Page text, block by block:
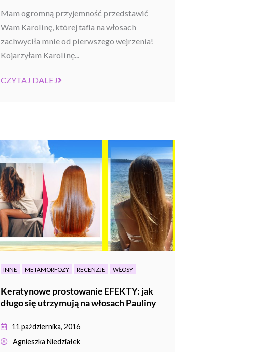
Mam ogromną przyjemność przedstawić
Wam Karolinę, której tafla na włosach
zachwyciła mnie od pierwszego wejrzenia!
Kojarzyłam Karolinę...
CZYTAJ DALEJ
INNE METAMORFOZY RECENZJE WŁOSY
Keratynowe prostowanie EFEKTY: jak
długo się utrzymują na włosach Pauliny
11 października, 2016
Agnieszka Niedziałek